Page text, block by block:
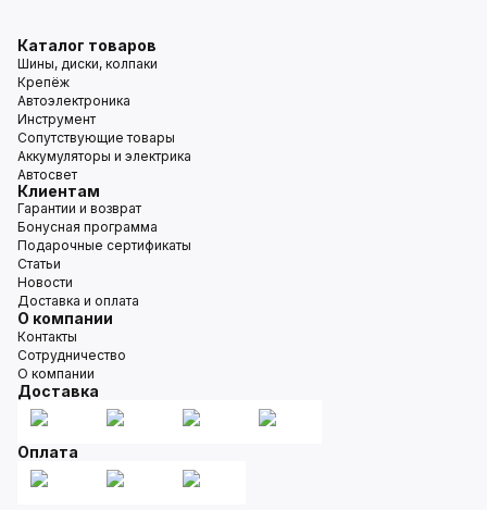
Каталог товаров
Шины, диски, колпаки
Крепёж
Автоэлектроника
Инструмент
Сопутствующие товары
Аккумуляторы и электрика
Автосвет
Клиентам
Гарантии и возврат
Бонусная программа
Подарочные сертификаты
Статьи
Новости
Доставка и оплата
О компании
Контакты
Сотрудничество
О компании
Доставка
Оплата